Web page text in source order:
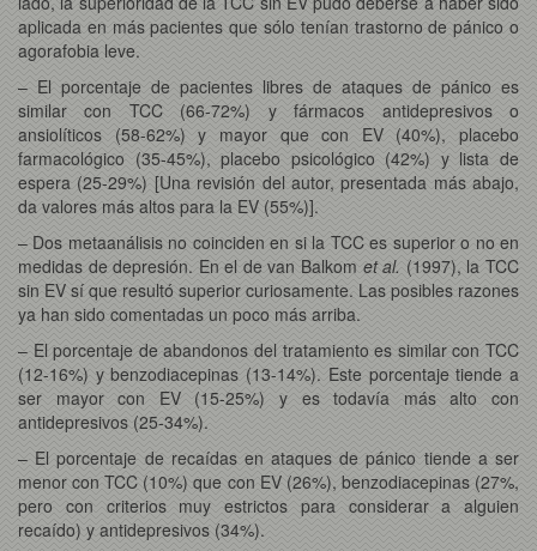
aplicada en más pacientes que sólo tenían trastorno de pánico o
agorafobia leve.
– El porcentaje de pacientes libres de ataques de pánico es
similar con TCC (66-72%) y fármacos antidepresivos o
ansiolíticos (58-62%) y mayor que con EV (40%), placebo
farmacológico (35-45%), placebo psicológico (42%) y lista de
espera (25-29%) [Una revisión del autor, presentada más abajo,
da valores más altos para la EV (55%)].
– Dos metaanálisis no coinciden en si la TCC es superior o no en
medidas de depresión. En el de van Balkom et al. (1997), la TCC
sin EV sí que resultó superior curiosamente. Las posibles razones
ya han sido comentadas un poco más arriba.
– El porcentaje de abandonos del tratamiento es similar con TCC
(12-16%) y benzodiacepinas (13-14%). Este porcentaje tiende a
ser mayor con EV (15-25%) y es todavía más alto con
antidepresivos (25-34%).
– El porcentaje de recaídas en ataques de pánico tiende a ser
menor con TCC (10%) que con EV (26%), benzodiacepinas (27%,
pero con criterios muy estrictos para considerar a alguien
recaído) y antidepresivos (34%).